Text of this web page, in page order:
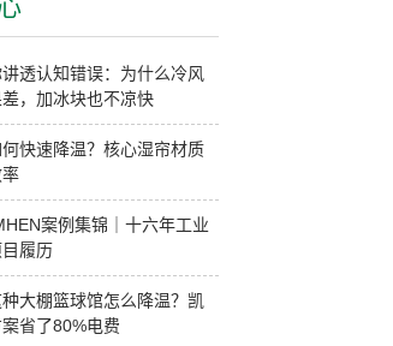
透认知错误：为什么冷风
，加冰块也不凉快
快速降温？核心湿帘材质
案例集锦｜十六年工业
履历
大棚篮球馆怎么降温？凯
省了80%电费